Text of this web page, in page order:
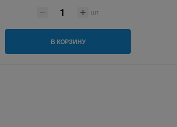
шт
В КОРЗИНУ